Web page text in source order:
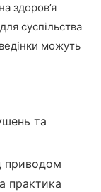
здоров’я
суспільства
можуть
та
приводом
практика